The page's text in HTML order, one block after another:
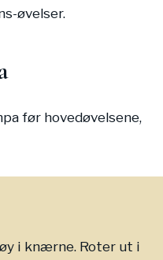
øvelser.
før hovedøvelsene,
i knærne. Roter ut i